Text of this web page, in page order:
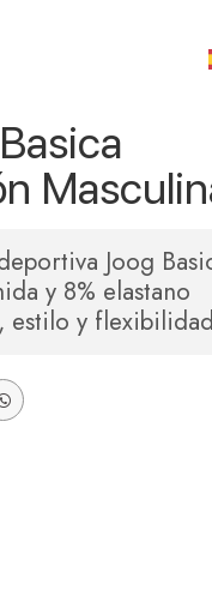
Joog
y 8% elastano
estilo y